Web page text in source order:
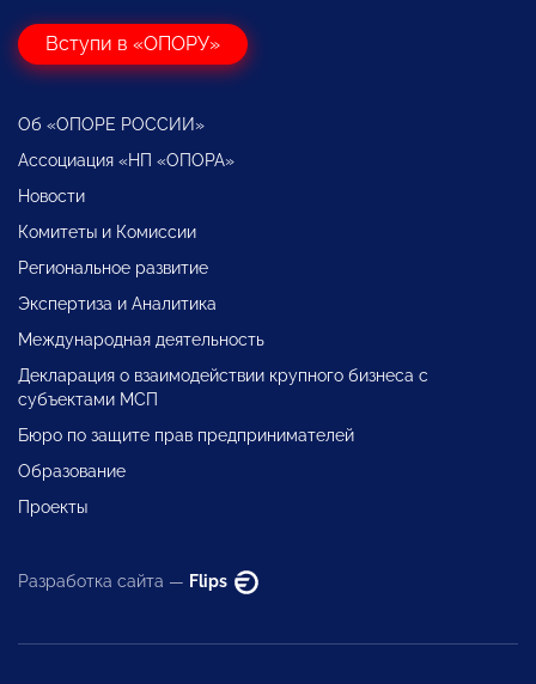
Вступи в «ОПОРУ»
Об «ОПОРЕ РОССИИ»
Ассоциация «НП «ОПОРА»
Новости
Комитеты и Комиссии
Региональное развитие
Экспертиза и Аналитика
Международная деятельность
Декларация о взаимодействии крупного бизнеса с
субъектами МСП
Бюро по защите прав предпринимателей
Образование
Проекты
Разработка сайта — Flips